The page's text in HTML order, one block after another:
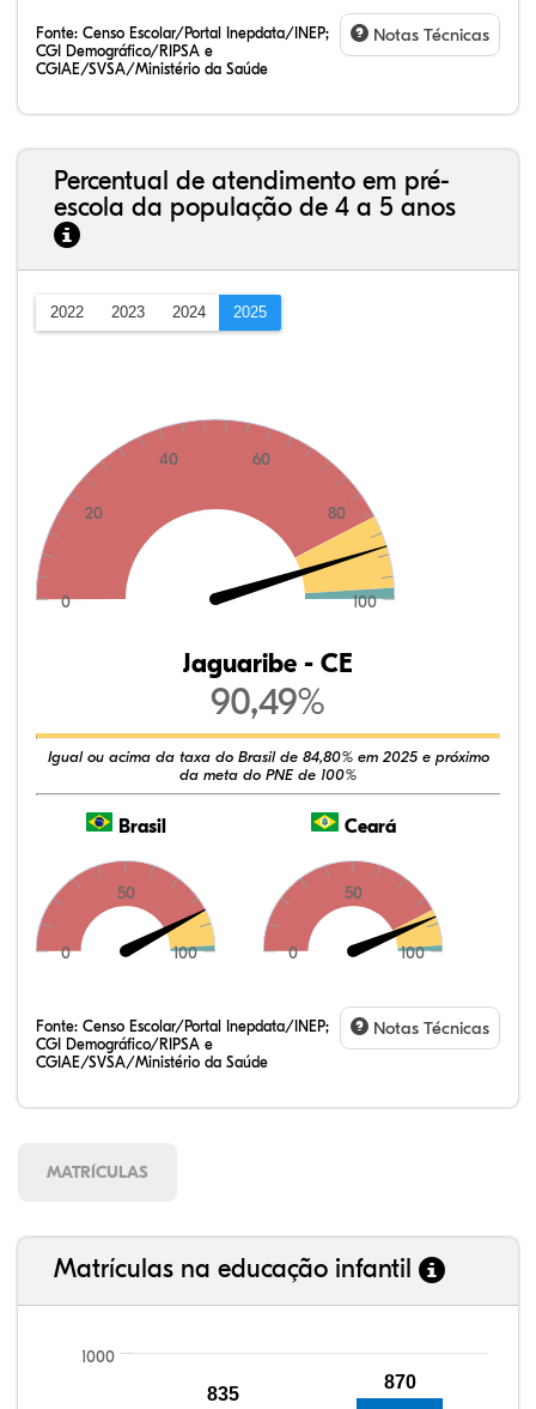
Fonte: Censo Escolar/Portal Inepdata/INEP;
CGI Demográfico/RIPSA e
CGIAE/SVSA/Ministério da Saúde
Notas Técnicas
Percentual de atendimento em pré-
escola da população de 4 a 5 anos
2022 2023 2024 2025
0
20
40 60
80
100
Jaguaribe - CE
90,49%
Igual ou acima da taxa do Brasil de 84,80% em 2025 e próximo
da meta do PNE de 100%
Brasil
0
50
100
Ceará
0
50
100
Fonte: Censo Escolar/Portal Inepdata/INEP;
CGI Demográfico/RIPSA e
CGIAE/SVSA/Ministério da Saúde
Notas Técnicas
MATRÍCULAS
Matrículas na educação infantil
1000
835
870